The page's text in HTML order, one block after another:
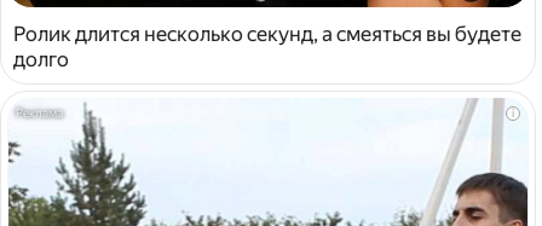
Ролик длится несколько секунд, а смеяться вы будете
долго
i